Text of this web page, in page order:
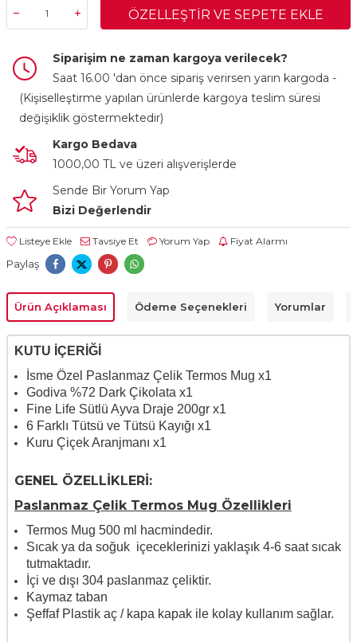
ÖZELLEŞTIR VE SEPETE EKLE
Siparişim ne zaman kargoya verilecek?
Saat 16.00 'dan önce sipariş verirsen yarın kargoda -
(Kişiselleştirme yapılan ürünlerde kargoya teslim süresi
değişiklik göstermektedir)
Kargo Bedava
1000,00 TL ve üzeri alışverişlerde
Sende Bir Yorum Yap
Bizi Değerlendir
Listeye Ekle Tavsiye Et Yorum Yap Fiyat Alarmı
Paylaş
Ürün Açıklaması Ödeme Seçenekleri Yorumlar
KUTU İÇERİĞİ
İsme Özel Paslanmaz Çelik Termos Mug x1
Godiva %72 Dark Çikolata x1
Fine Life Sütlü Ayva Draje 200gr x1
6 Farklı Tütsü ve Tütsü Kayığı x1
Kuru Çiçek Aranjmanı x1
GENEL ÖZELLİKLERİ:
Paslanmaz Çelik Termos Mug Özellikleri
Termos Mug 500 ml hacmindedir.
Sıcak ya da soğuk içeceklerinizi yaklaşık 4-6 saat sıcak
tutmaktadır.
İçi ve dışı 304 paslanmaz çeliktir.
Kaymaz taban
Şeffaf Plastik aç / kapa kapak ile kolay kullanım sağlar.